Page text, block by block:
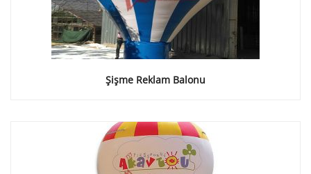
Şişme Reklam Balonu